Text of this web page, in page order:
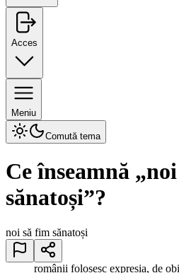
Acces
Meniu
Comută tema
Ce înseamnă „
sănatoși”?
noi să fim sănatoși
românii folosesc expresia, de